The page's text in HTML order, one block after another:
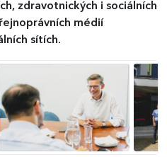
zdravotnických i sociálních
médií
sítích.